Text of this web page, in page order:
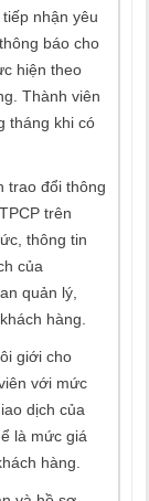
nhận yêu
báo cho
hiện theo
Thành viên
tháng khi có
trao đổi thông
trên
thông tin
của
quản lý,
hàng.
giới cho
với mức
dịch của
là mức giá
hàng.